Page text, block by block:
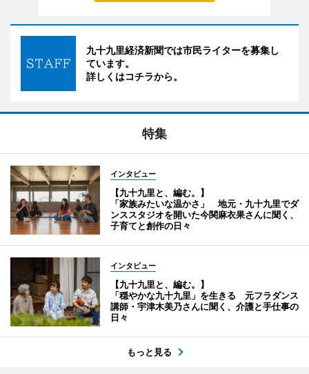
九十九里経済新聞では市民ライターを募集し
ています。
詳しくはコチラから。
特集
インタビュー
【九十九里と、編む。】
「家族みたいな温かさ」 地元・九十九里でダ
ンススタジオを開いた今関麻衣果さんに聞く、
子育てと創作の日々
インタビュー
【九十九里と、編む。】
「穏やかな九十九里」を生きる 元フラダンス
講師・宇津木美乃さんに聞く、介護と手仕事の
日々
もっと見る